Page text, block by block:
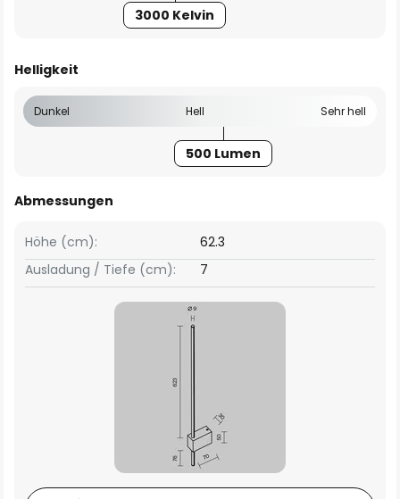
3000 Kelvin
Helligkeit
Dunkel Hell Sehr hell
500 Lumen
Abmessungen
Höhe (cm):
62.3
Ausladung / Tiefe (cm):
7